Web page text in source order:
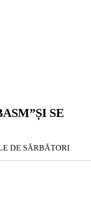
SE
DE SĂRBĂTORI